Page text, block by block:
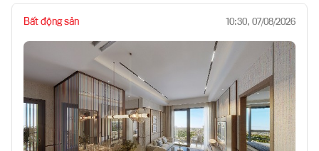
Bất động sản 10:30, 07/08/2026